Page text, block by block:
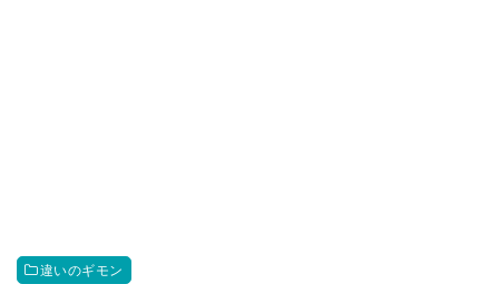
違いのギモン